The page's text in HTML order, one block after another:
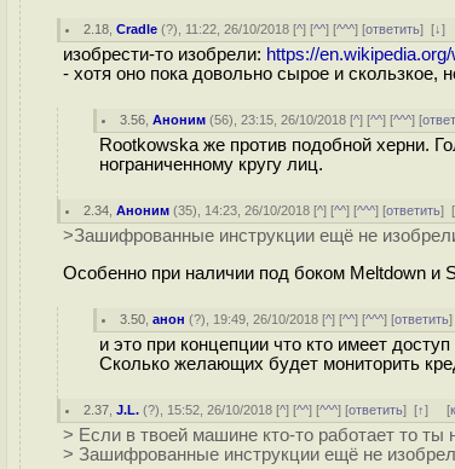
2.18 ,Cradle (?), 11:22, 26/10/2018 [^] [^^] [^^^] [ответить][↓]
изобрести-то изобрели: https://
- хотя оно пока довольно сырое и скользкое,
3.56 ,Аноним (56), 23:15, 26/10/2018 [^] [^^] [^^^] [
Rootkowska же против подобной херни.
нограниченному кругу лиц.
2.34 ,Аноним (35), 14:23, 26/10/2018 [^] [^^] [^^^] [ответить][
>Зашифрованные инструкции ещё не
Особенно при наличии под боком Meltdown и
3.50 ,анон (?), 19:49, 26/10/2018 [^] [^^] [^^^] [ответить]
и это при концепции что кто имеет
Сколько желающих будет мониторить
2.37 ,J.L. (?), 15:52, 26/10/2018 [^] [^^] [^^^] [ответить][↑] [
> Если в твоей машине кто-то работает то ты
> Зашифрованные инструкции ещё не